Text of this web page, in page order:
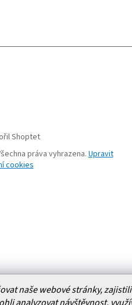
naše webové stránky,
Shoptet
práva vyhrazena. Upravit
cookies